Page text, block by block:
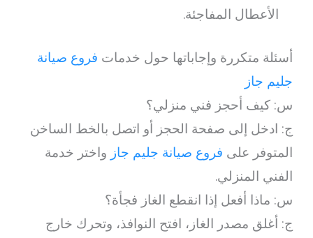
الأعطال المفاجئة.
أسئلة متكررة وإجاباتها حول خدمات فروع صيانة
جليم جاز
س: كيف أحجز فني منزلي؟
ج: ادخل إلى صفحة الحجز أو اتصل بالخط الساخن
المتوفر على فروع صيانة جليم جاز واختر خدمة
الفني المنزلي.
س: ماذا أفعل إذا انقطع الغاز فجأة؟
ج: أغلق مصدر الغاز، افتح النوافذ، وتحرك خارج